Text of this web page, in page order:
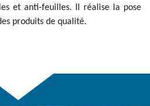
et anti-feuilles. Il réalise la pose
produits de qualité.